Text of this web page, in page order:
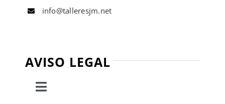
info@talleresjm.net
AVISO LEGAL
Toggle